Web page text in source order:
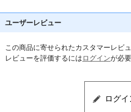
ユーザーレビュー
この商品に寄せられたカスタマーレビ
レビューを評価するにはログインが必